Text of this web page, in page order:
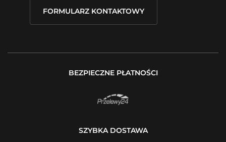
FORMULARZ KONTAKTOWY
BEZPIECZNE PŁATNOŚCI
SZYBKA DOSTAWA